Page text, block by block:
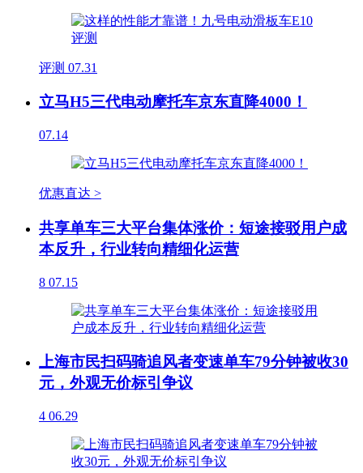
评测 07.31
立马H5三代电动摩托车京东直降4000！
07.14
优惠直达 >
共享单车三大平台集体涨价：短途接驳用户成
本反升，行业转向精细化运营
8 07.15
上海市民扫码骑追风者变速单车79分钟被收30
元，外观无价标引争议
4 06.29